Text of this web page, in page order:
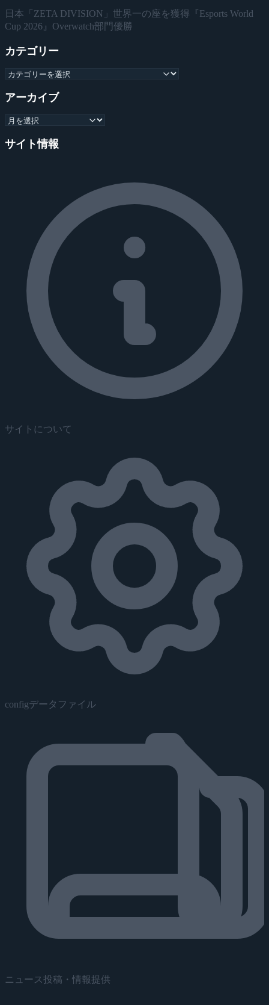
日本「ZETA DIVISION」世界一の座を獲得『Esports World
Cup 2026』Overwatch部門優勝
カテゴリー
アーカイブ
サイト情報
サイトについて
configデータファイル
ニュース投稿・情報提供